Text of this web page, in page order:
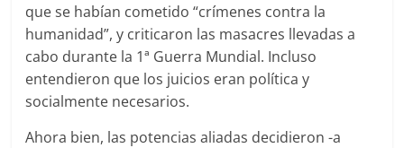
que se habían cometido “crímenes contra la
humanidad”, y criticaron las masacres llevadas a
cabo durante la 1ª Guerra Mundial. Incluso
entendieron que los juicios eran política y
socialmente necesarios.
Ahora bien, las potencias aliadas decidieron -a